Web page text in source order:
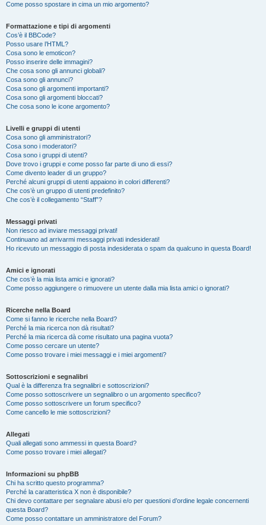
Come posso spostare in cima un mio argomento?
Formattazione e tipi di argomenti
Cos’è il BBCode?
Posso usare l’HTML?
Cosa sono le emoticon?
Posso inserire delle immagini?
Che cosa sono gli annunci globali?
Cosa sono gli annunci?
Cosa sono gli argomenti importanti?
Cosa sono gli argomenti bloccati?
Che cosa sono le icone argomento?
Livelli e gruppi di utenti
Cosa sono gli amministratori?
Cosa sono i moderatori?
Cosa sono i gruppi di utenti?
Dove trovo i gruppi e come posso far parte di uno di essi?
Come divento leader di un gruppo?
Perché alcuni gruppi di utenti appaiono in colori differenti?
Che cos’è un gruppo di utenti predefinito?
Che cos’è il collegamento “Staff”?
Messaggi privati
Non riesco ad inviare messaggi privati!
Continuano ad arrivarmi messaggi privati indesiderati!
Ho ricevuto un messaggio di posta indesiderata o spam da qualcuno in questa Board!
Amici e ignorati
Che cos’è la mia lista amici e ignorati?
Come posso aggiungere o rimuovere un utente dalla mia lista amici o ignorati?
Ricerche nella Board
Come si fanno le ricerche nella Board?
Perché la mia ricerca non dà risultati?
Perché la mia ricerca dà come risultato una pagina vuota?
Come posso cercare un utente?
Come posso trovare i miei messaggi e i miei argomenti?
Sottoscrizioni e segnalibri
Qual è la differenza fra segnalibri e sottoscrizioni?
Come posso sottoscrivere un segnalibro o un argomento specifico?
Come posso sottoscrivere un forum specifico?
Come cancello le mie sottoscrizioni?
Allegati
Quali allegati sono ammessi in questa Board?
Come posso trovare i miei allegati?
Informazioni su phpBB
Chi ha scritto questo programma?
Perché la caratteristica X non è disponibile?
Chi devo contattare per segnalare abusi e/o per questioni d’ordine legale concernenti
questa Board?
Come posso contattare un amministratore del Forum?